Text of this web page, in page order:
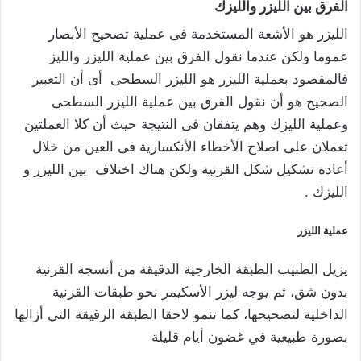
الفرق بين الليزر والليزك
الليزر هو الأشعة المستخدمة فى عملية تصحيح الأبصار
عموما ولكن عندما نقول الفرق بين عملية الليزر والليز
فالمقصود بعملية الليزر هو الليزر السطحى أى أن التعبير
الصحيح هو أن نقول الفرق بين عملية الليزر السطحى
وعملية الليزك وهم يتفقان فى النتيجة حيث أن كلا العملتين
تعملان على اصلاح الأخطاء الأنكسارية فى العين من خلال
أعادة تشكيل شكل القرنية ولكن هناك اختلاف بين الليزر و
الليزك .
عملية الليزر
يزيل الطبيب الطبقة الخارجية الدقيقة من أنسجة القرنية
بدون شق، ثم يوجه ليزر الأسكيمر نحو طبقات القرنية
الداخلية لتصحيحها، كما تنمو لاحقا الطبقة الرقيقة التي أزالها
بصورة طبيعية في غضون أيام قليلة